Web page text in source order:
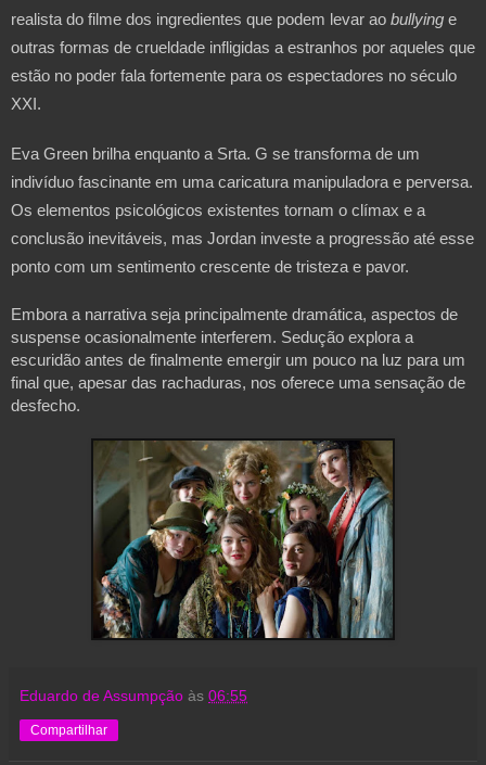
realista do filme dos ingredientes que podem levar ao bullying e
outras formas de crueldade infligidas a estranhos por aqueles que
estão no poder fala fortemente para os espectadores no século
XXI.
Eva Green brilha enquanto a Srta. G se transforma de um
indivíduo fascinante em uma caricatura manipuladora e perversa.
Os elementos psicológicos existentes tornam o clímax e a
conclusão inevitáveis, mas Jordan investe a progressão até esse
ponto com um sentimento crescente de tristeza e pavor.
Embora a narrativa seja principalmente dramática, aspectos de
suspense ocasionalmente interferem. Sedução explora a
escuridão antes de finalmente emergir um pouco na luz para um
final que, apesar das rachaduras, nos oferece uma sensação de
desfecho.
Eduardo de Assumpção às 06:55
Compartilhar